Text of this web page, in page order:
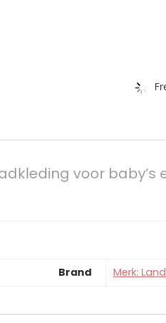
voor
Brand Merk: